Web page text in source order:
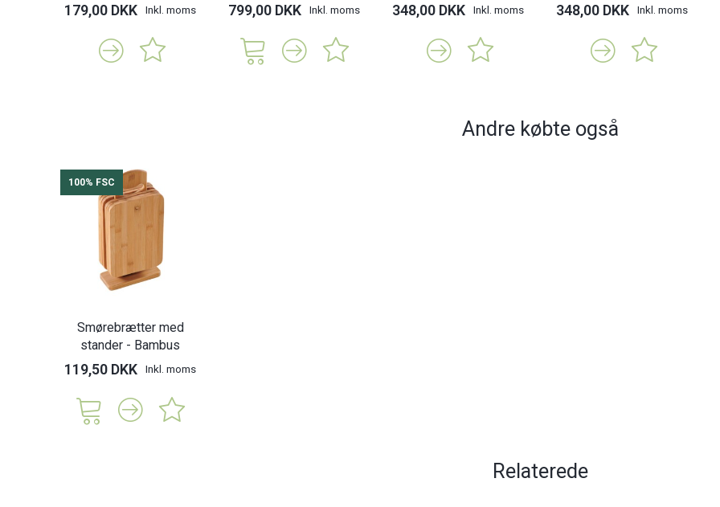
179,00 DKK Inkl. moms 799,00 DKK Inkl. moms 348,00 DKK Inkl. moms 348,00 DKK Inkl. moms
Andre købte også
100% FSC
Smørebrætter med
stander - Bambus
119,50 DKK Inkl. moms
Relaterede